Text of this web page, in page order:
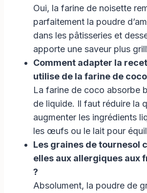
Oui, la farine de noisette
parfaitement la poudre
dans les pâtisseries et
apporte une saveur plus
Comment adapter la
utilise de la farine de
La farine de coco absorbe
de liquide. Il faut réduire la
augmenter les ingrédients
les œufs ou le lait pour
Les graines de tournesol
elles aux allergiques aux
?
Absolument, la poudre de